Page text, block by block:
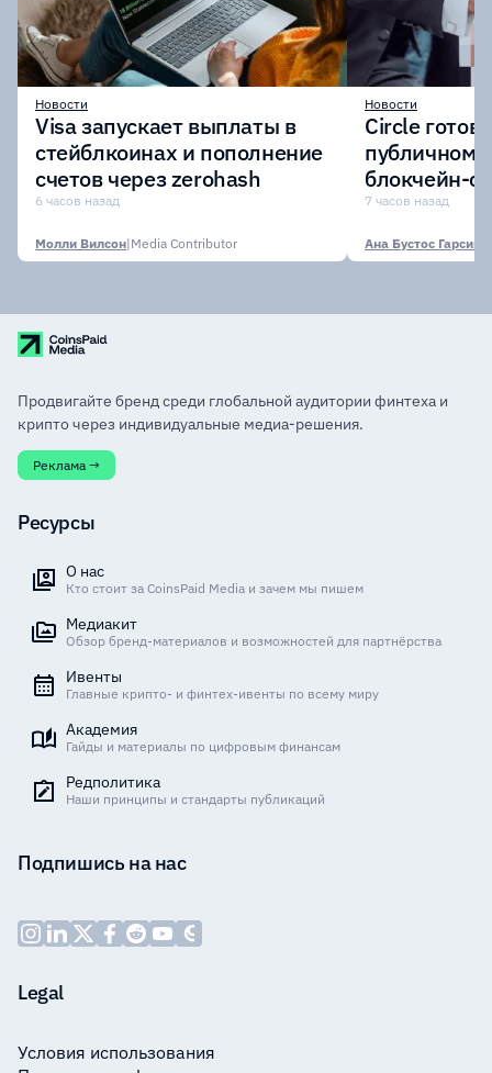
Новости
Visa запускает выплаты в
стейблкоинах и пополнение
счетов через zerohash
6 часов назад
Молли Вилсон|Media Contributor
Новости
Circle
публичному
блокчейн-
участии
7 часов назад
Ана Бустос Гарсия
Продвигайте бренд среди глобальной аудитории финтеха и
крипто через индивидуальные медиа-решения.
Реклама →
Ресурсы
О нас
Кто стоит за CoinsPaid Media и зачем мы пишем
Медиакит
Обзор бренд-материалов и возможностей для партнёрства
Ивенты
Главные крипто- и финтех-ивенты по всему миру
Академия
Гайды и материалы по цифровым финансам
Редполитика
Наши принципы и стандарты публикаций
Подпишись на нас
Legal
Условия использования